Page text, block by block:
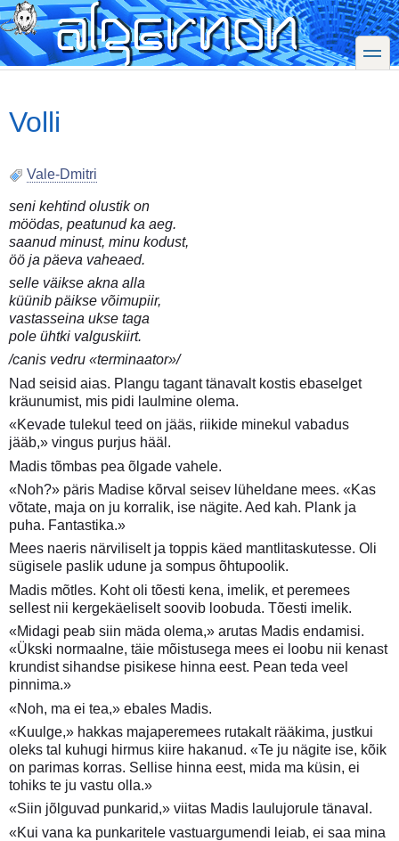
Skip
to
main
content
toggle
Volli
Vale-Dmitri
seni kehtind olustik on
möödas, peatunud ka aeg.
saanud minust, minu kodust,
öö ja päeva vaheaed.
selle väikse akna alla
küünib päikse võimupiir,
vastasseina ukse taga
pole ühtki valguskiirt.
/canis vedru «terminaator»/
Nad seisid aias. Plangu tagant tänavalt kostis ebaselget
kräunumist, mis pidi laulmine olema.
«Kevade tulekul teed on jääs, riikide minekul vabadus
jääb,» vingus purjus hääl.
Madis tõmbas pea õlgade vahele.
«Noh?» päris Madise kõrval seisev lüheldane mees. «Kas
võtate, maja on ju korralik, ise nägite. Aed kah. Plank ja
puha. Fantastika.»
Mees naeris närviliselt ja toppis käed mantlitaskutesse. Oli
sügisele paslik udune ja sompus õhtupoolik.
Madis mõtles. Koht oli tõesti kena, imelik, et peremees
sellest nii kergekäeliselt soovib loobuda. Tõesti imelik.
«Midagi peab siin mäda olema,» arutas Madis endamisi.
«Ükski normaalne, täie mõistusega mees ei loobu nii kenast
krundist sihandse pisikese hinna eest. Pean teda veel
pinnima.»
«Noh, ma ei tea,» ebales Madis.
«Kuulge,» hakkas majaperemees rutakalt rääkima, justkui
oleks tal kuhugi hirmus kiire hakanud. «Te ju nägite ise, kõik
on parimas korras. Sellise hinna eest, mida ma küsin, ei
tohiks te ju vastu olla.»
«Siin jõlguvad punkarid,» viitas Madis laulujorule tänaval.
«Kui vana ka punkaritele vastuargumendi leiab, ei saa mina